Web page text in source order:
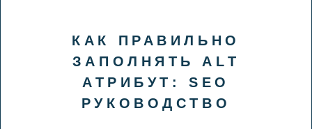
КАК ПРАВИЛЬНО
ЗАПОЛНЯТЬ ALT
АТРИБУТ: SEO
РУКОВОДСТВО